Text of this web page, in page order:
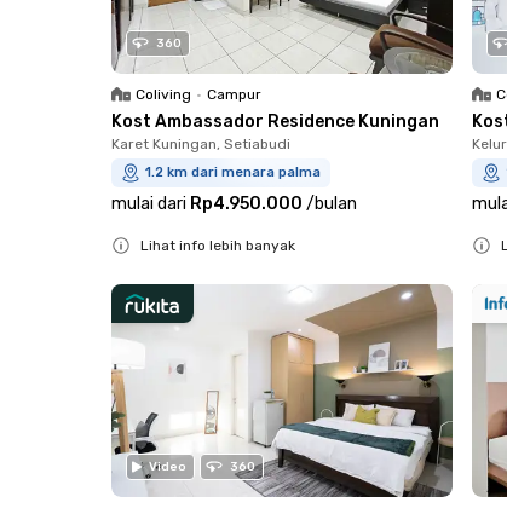
360
Coliving • Campur
Kost Ambassador Residence Kuningan
Karet Kuningan, Setiabudi
1.2 km dari menara palma
mulai dari Rp4.950.000 /bulan
Lihat info lebih banyak
Video 360